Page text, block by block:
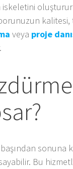
iskeletini oluşturur
kalitesi,
veya proje
sonuna
Bu